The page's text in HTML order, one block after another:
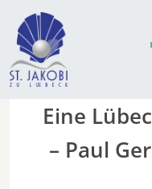
Eine
– Paul